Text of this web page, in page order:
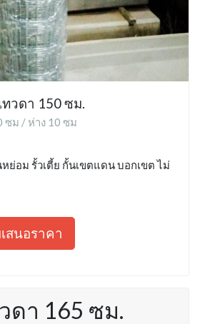
วดา 150 ซม.
ซม / ห่าง 10 ซม
ย่อม รั้วเตี้ย กั้นเขตแดน บอกเขต ไม่
สนอราคา
ดา 165 ซม.